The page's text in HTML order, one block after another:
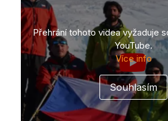
Přehrání tohoto videa vyžaduje
YouTube.
Více info